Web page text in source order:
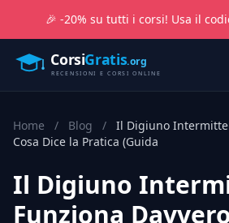
🎉 -20% su tutti i corsi! Usa il
Home / Blog /
Il Digiuno
Cosa Dice la Pratica (Guida
Il Digiuno
Funziona